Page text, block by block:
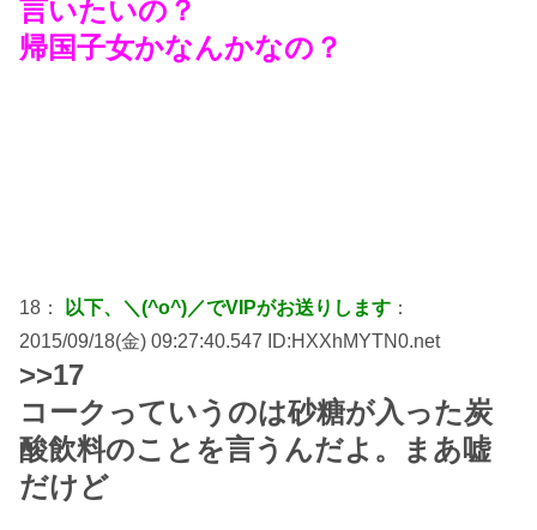
言いたいの？
帰国子女かなんかなの？
18： 以下、＼(^o^)／でVIPがお送りします ：
2015/09/18(金) 09:27:40.547 ID:HXXhMYTN0.net
>>17
コークっていうのは砂糖が入った炭
酸飲料のことを言うんだよ。まあ嘘
だけど